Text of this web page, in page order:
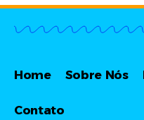
Home Sobre Nós
Contato